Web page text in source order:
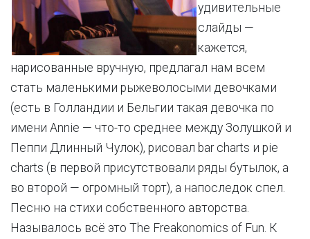
удивительные
слайды —
кажется,
нарисованные вручную, предлагал нам всем
стать маленькими рыжеволосыми девочками
(есть в Голландии и Бельгии такая девочка по
имени Annie — что-то среднее между Золушкой и
Пеппи Длинный Чулок), рисовал bar charts и pie
charts (в первой присутствовали ряды бутылок, а
во второй — огромный торт), а напоследок спел.
Песню на стихи собственного авторства.
Называлось всё это The Freakonomics of Fun. К